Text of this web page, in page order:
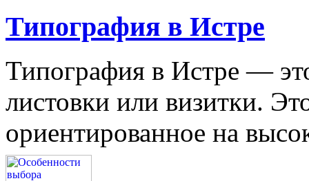
Типография в Истре
Типография в Истре —
листовки или визитки.
ориентированное на